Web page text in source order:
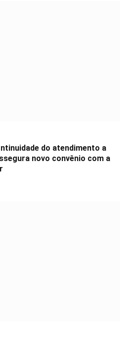
do atendimento a
novo convênio com a